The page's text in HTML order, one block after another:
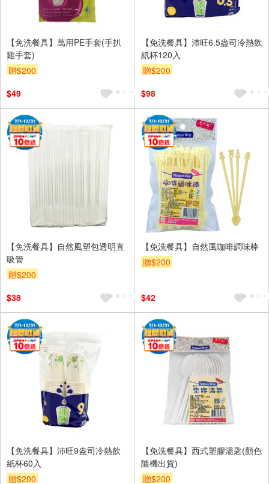
【免洗餐具】萬用PE手套(手扒
雞手套)
贈$200
$49
【免洗餐具】沛旺6.5盎司冷熱飲
紙杯120入
贈$200
$98
【免洗餐具】自然風塑包透明直
吸管
贈$200
$38
【免洗餐具】自然風咖啡調味棒
贈$200
$42
【免洗餐具】沛旺9盎司冷熱飲
紙杯60入
贈$200
【免洗餐具】西式塑膠湯匙(顏色
隨機出貨)
贈$200